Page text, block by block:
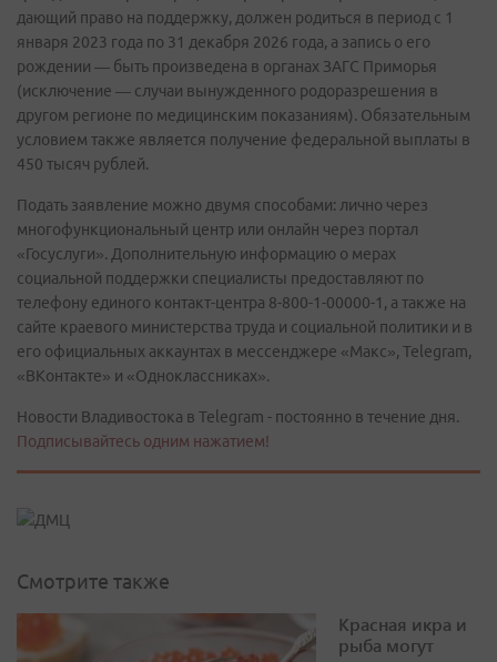
дающий право на поддержку, должен родиться в период с 1
января 2023 года по 31 декабря 2026 года, а запись о его
рождении — быть произведена в органах ЗАГС Приморья
(исключение — случаи вынужденного родоразрешения в
другом регионе по медицинским показаниям). Обязательным
условием также является получение федеральной выплаты в
450 тысяч рублей.
Подать заявление можно двумя способами: лично через
многофункциональный центр или онлайн через портал
«Госуслуги». Дополнительную информацию о мерах
социальной поддержки специалисты предоставляют по
телефону единого контакт-центра 8-800-1-00000-1, а также на
сайте краевого министерства труда и социальной политики и в
его официальных аккаунтах в мессенджере «Макс», Telegram,
«ВКонтакте» и «Одноклассниках».
Новости Владивостока в Telegram - постоянно в течение дня.
Подписывайтесь одним нажатием!
Смотрите также
Красная икра и
рыба могут